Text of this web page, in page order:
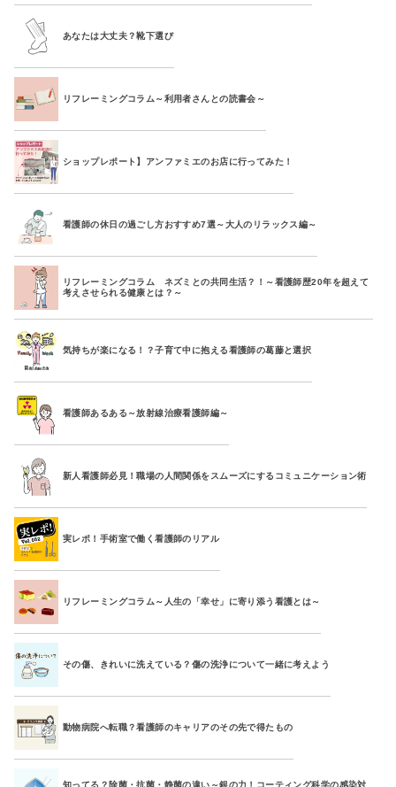
あなたは大丈夫？靴下選び
リフレーミングコラム～利用者さんとの読書会～
ショップレポート】アンファミエのお店に行ってみた！
看護師の休日の過ごし方おすすめ7選～大人のリラックス編～
リフレーミングコラム ネズミとの共同生活？！～看護師歴20年を超えて
考えさせられる健康とは？～
気持ちが楽になる！？子育て中に抱える看護師の葛藤と選択
看護師あるある～放射線治療看護師編～
新人看護師必見！職場の人間関係をスムーズにするコミュニケーション術
実レポ！手術室で働く看護師のリアル
リフレーミングコラム～人生の「幸せ」に寄り添う看護とは～
その傷、きれいに洗えている？傷の洗浄について一緒に考えよう
動物病院へ転職？看護師のキャリアのその先で得たもの
知ってる？除菌・抗菌・静菌の違い～銀の力！コーティング科学の感染対